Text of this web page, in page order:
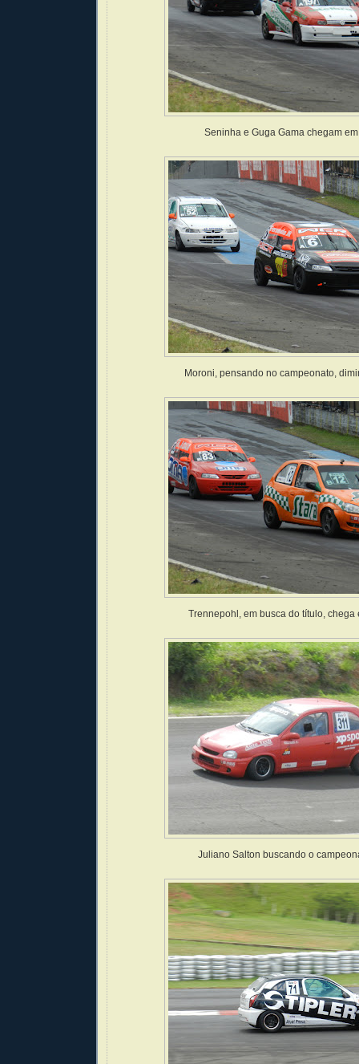
Seninha e Guga Gama chegam em
Moroni, pensando no campeonato,
Trennepohl, em busca do título, chega
Juliano Salton buscando o